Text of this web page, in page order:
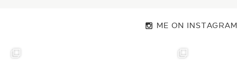
ME ON INSTAGRAM